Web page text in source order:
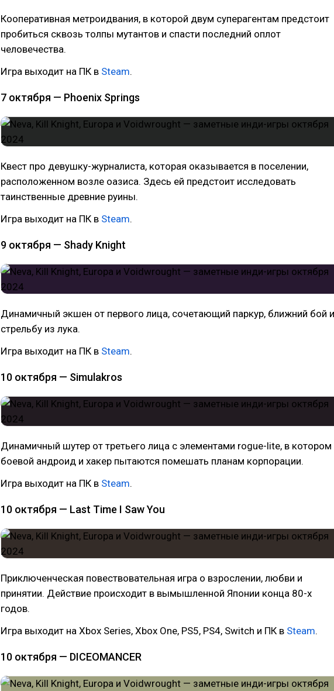
Кооперативная метроидвания, в которой двум суперагентам предстоит
пробиться сквозь толпы мутантов и спасти последний оплот
человечества.
Игра выходит на ПК в Steam.
7 октября — Phoenix Springs
Квест про девушку-журналиста, которая оказывается в поселении,
расположенном возле оазиса. Здесь ей предстоит исследовать
таинственные древние руины.
Игра выходит на ПК в Steam.
9 октября — Shady Knight
Динамичный экшен от первого лица, сочетающий паркур, ближний бой и
стрельбу из лука.
Игра выходит на ПК в Steam.
10 октября — Simulakros
Динамичный шутер от третьего лица с элементами rogue-lite, в котором
боевой андроид и хакер пытаются помешать планам корпорации.
Игра выходит на ПК в Steam.
10 октября — Last Time I Saw You
Приключенческая повествовательная игра о взрослении, любви и
принятии. Действие происходит в вымышленной Японии конца 80-х
годов.
Игра выходит на Xbox Series, Xbox One, PS5, PS4, Switch и ПК в Steam.
10 октября — DICEOMANCER